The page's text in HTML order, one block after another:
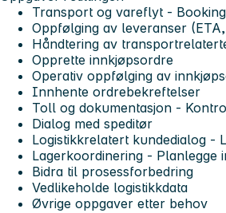
Transport og vareflyt -
Oppfølging av leveranser
Håndtering av
Opprette innkjøpsordre
Operativ oppfølging av
Innhente ordrebekreftelser
Toll og dokumentasjon -
Dialog med speditør
Logistikkrelatert kundedialog -
Lagerkoordinering - Planlegge
Bidra til prosessforbedring
Vedlikeholde logistikkdata
Øvrige oppgaver etter behov